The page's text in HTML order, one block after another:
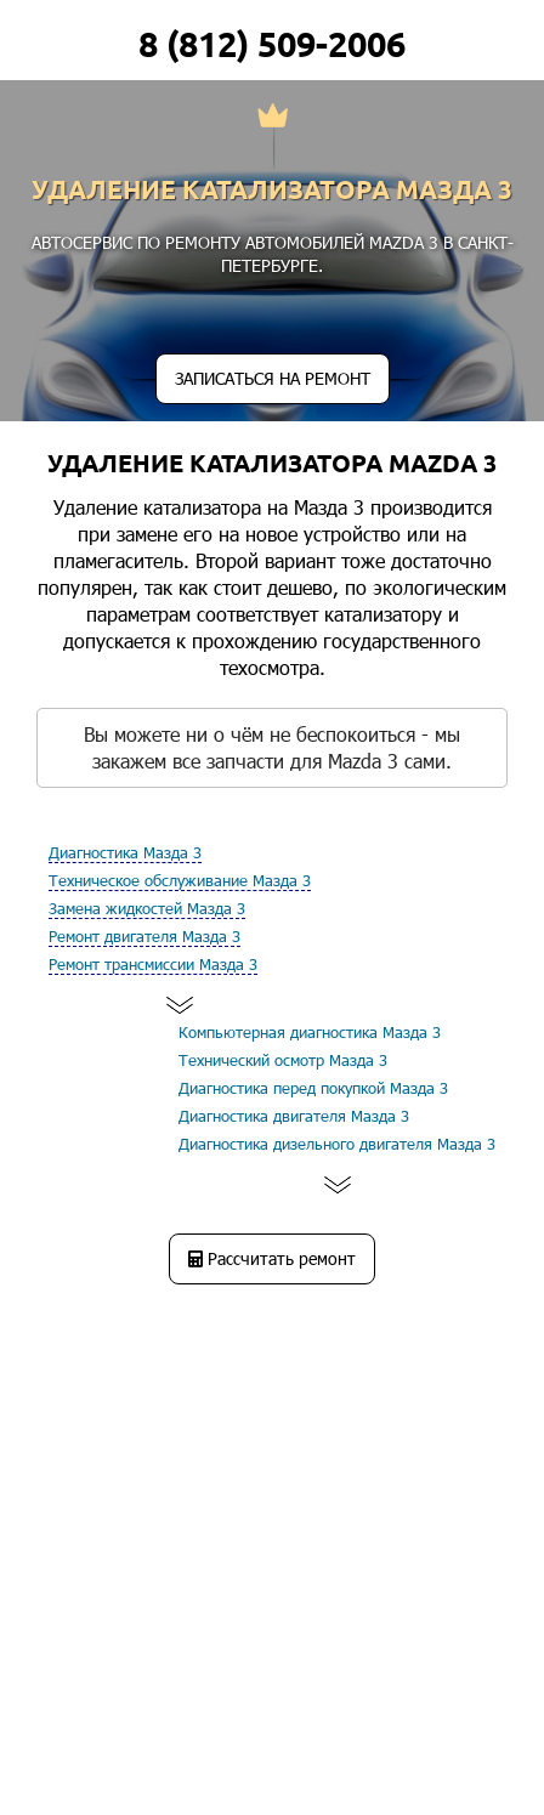
8 (812) 509-2006
УДАЛЕНИЕ КАТАЛИЗАТОРА МАЗДА 3
АВТОСЕРВИС ПО РЕМОНТУ АВТОМОБИЛЕЙ MAZDA 3 В САНКТ-
ПЕТЕРБУРГЕ.
ЗАПИСАТЬСЯ НА РЕМОНТ
УДАЛЕНИЕ КАТАЛИЗАТОРА MAZDA 3
Удаление катализатора на Мазда 3 производится
при замене его на новое устройство или на
пламегаситель. Второй вариант тоже достаточно
популярен, так как стоит дешево, по экологическим
параметрам соответствует катализатору и
допускается к прохождению государственного
техосмотра.
Вы можете ни о чём не беспокоиться - мы
закажем все запчасти для Mazda 3 сами.
Диагностика Мазда 3
Техническое обслуживание Мазда 3
Замена жидкостей Мазда 3
Ремонт двигателя Мазда 3
Ремонт трансмиссии Мазда 3
Компьютерная диагностика Мазда 3
Технический осмотр Мазда 3
Диагностика перед покупкой Мазда 3
Диагностика двигателя Мазда 3
Диагностика дизельного двигателя Мазда 3
Рассчитать ремонт